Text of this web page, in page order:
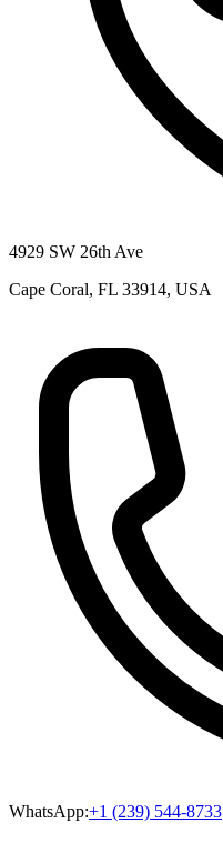
4929 SW 26th Ave
Cape Coral, FL 33914, USA
WhatsApp:+1 (239) 544-8733